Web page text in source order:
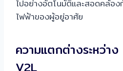
ไปอย่างอัตโนมัติและสอดคล้อ
ไฟฟ้าของผู้อยู่อาศัย
ความแตกต่างระหว่า
V2L